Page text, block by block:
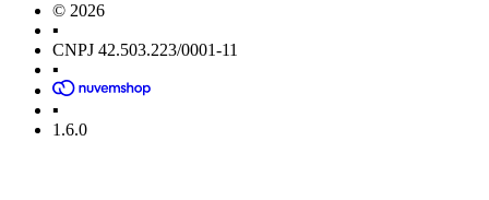
© 2026
▪
CNPJ 42.503.223/0001-11
▪
▪
1.6.0